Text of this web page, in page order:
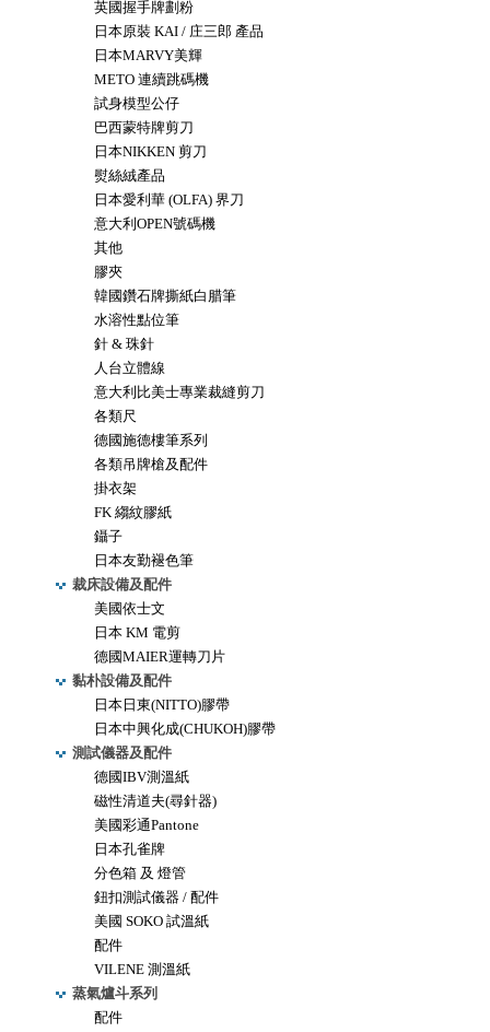
英國握手牌劃粉
日本原裝 KAI / 庄三郎 產品
日本MARVY美輝
METO 連續跳碼機
試身模型公仔
巴西蒙特牌剪刀
日本NIKKEN 剪刀
熨絲絨產品
日本愛利華 (OLFA) 界刀
意大利OPEN號碼機
其他
膠夾
韓國鑽石牌撕紙白腊筆
水溶性點位筆
針 & 珠針
人台立體線
意大利比美士專業裁縫剪刀
各類尺
德國施德樓筆系列
各類吊牌槍及配件
掛衣架
FK 縐紋膠紙
鑷子
日本友勤褪色筆
裁床設備及配件
美國依士文
日本 KM 電剪
德國MAIER運轉刀片
黏朴設備及配件
日本日東(NITTO)膠帶
日本中興化成(CHUKOH)膠帶
測試儀器及配件
德國IBV測溫紙
磁性清道夫(尋針器)
美國彩通Pantone
日本孔雀牌
分色箱 及 燈管
鈕扣測試儀器 / 配件
美國 SOKO 試溫紙
配件
VILENE 測溫紙
蒸氣爐斗系列
配件